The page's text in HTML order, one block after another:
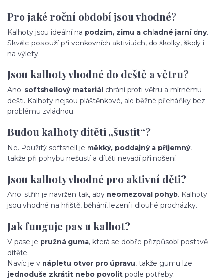
Pro jaké roční období jsou vhodné?
Kalhoty jsou ideální na podzim, zimu a chladné jarní dny.
Skvěle poslouží při venkovních aktivitách, do školky, školy i
na výlety.
Jsou kalhoty vhodné do deště a větru?
Ano, softshellový materiál chrání proti větru a mírnému
dešti. Kalhoty nejsou pláštěnkové, ale běžné přeháňky bez
problému zvládnou.
Budou kalhoty dítěti „šustit“?
Ne. Použitý softshell je měkký, poddajný a příjemný,
takže při pohybu nešustí a dítěti nevadí při nošení.
Jsou kalhoty vhodné pro aktivní děti?
Ano, střih je navržen tak, aby neomezoval pohyb. Kalhoty
jsou vhodné na hřiště, běhání, lezení i dlouhé procházky.
Jak funguje pas u kalhot?
V pase je pružná guma, která se dobře přizpůsobí postavě
dítěte.
Navíc je v nápletu otvor pro úpravu, takže gumu lze
jednoduše zkrátit nebo povolit podle potřeby.